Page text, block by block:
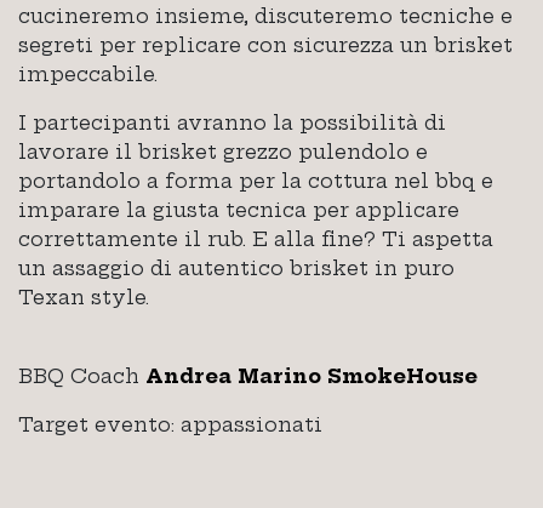
cucineremo insieme, discuteremo tecniche e
segreti per replicare con sicurezza un brisket
impeccabile.
I partecipanti avranno la possibilità di
lavorare il brisket grezzo pulendolo e
portandolo a forma per la cottura nel bbq e
imparare la giusta tecnica per applicare
correttamente il rub. E alla fine? Ti aspetta
un assaggio di autentico brisket in puro
Texan style.
BBQ Coach Andrea Marino SmokeHouse
Target evento: appassionati